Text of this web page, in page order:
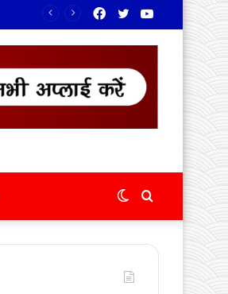
YouTube
Twitter
Facebook
Switch
skin